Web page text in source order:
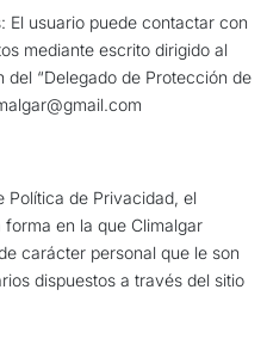
El usuario puede contactar con
mediante escrito dirigido al
“Delegado de Protección de
Política de Privacidad, el
en la que Climalgar
carácter personal que le son
dispuestos a través del sitio